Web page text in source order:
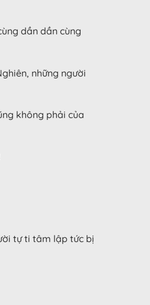
dần dần cùng
những người
không phải của
tự ti tâm lập tức bị